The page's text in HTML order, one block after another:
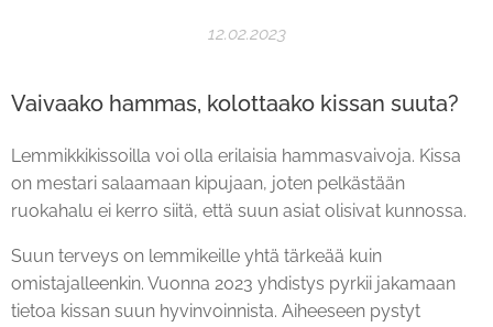
12.02.2023
Vaivaako hammas, kolottaako kissan suuta?
Lemmikkikissoilla voi olla erilaisia hammasvaivoja. Kissa
on mestari salaamaan kipujaan, joten pelkästään
ruokahalu ei kerro siitä, että suun asiat olisivat kunnossa.
Suun terveys on lemmikeille yhtä tärkeää kuin
omistajalleenkin. Vuonna 2023 yhdistys pyrkii jakamaan
tietoa kissan suun hyvinvoinnista. Aiheeseen pystyt